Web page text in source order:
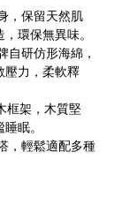
服 WhatsApp
，保留天然肌
環保無異味。
自研仿形海綿，
壓力，柔軟釋
框架，木質堅
眠。
，輕鬆適配多種